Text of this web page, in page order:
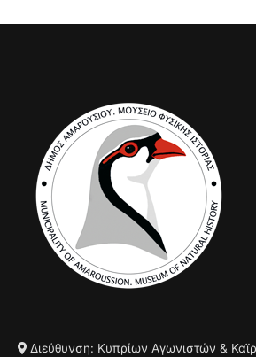
Διεύθυνση: Κυπρίων Αγωνιστών &